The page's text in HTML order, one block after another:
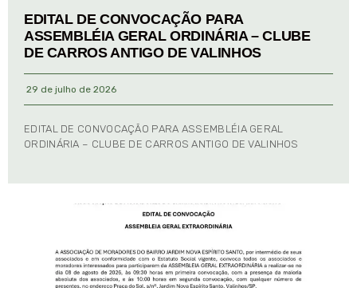
EDITAL DE CONVOCAÇÃO PARA
ASSEMBLÉIA GERAL ORDINÁRIA – CLUBE
DE CARROS ANTIGO DE VALINHOS
29 de julho de 2026
EDITAL DE CONVOCAÇÃO PARA ASSEMBLÉIA GERAL
ORDINÁRIA – CLUBE DE CARROS ANTIGO DE VALINHOS